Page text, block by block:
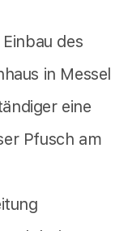
des
in Messel
eine
Pfusch am